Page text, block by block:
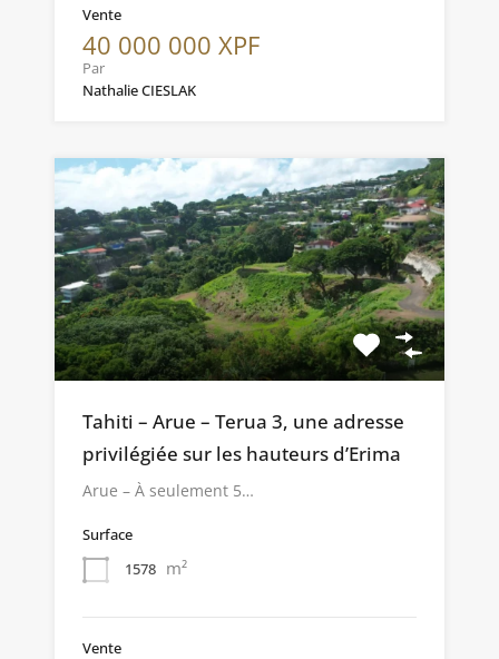
Vente
40 000 000 XPF
Par
Nathalie CIESLAK
Tahiti – Arue – Terua 3, une adresse
privilégiée sur les hauteurs d’Erima
Arue – À seulement 5…
Surface
1578 m²
Vente